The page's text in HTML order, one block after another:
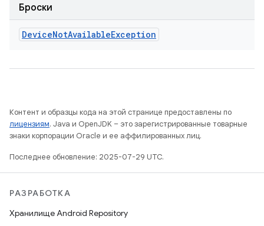
Броски
DeviceNotAvailableException
Контент и образцы кода на этой странице предоставлены по
лицензиям. Java и OpenJDK – это зарегистрированные товарные
знаки корпорации Oracle и ее аффилированных лиц.
Последнее обновление: 2025-07-29 UTC.
РАЗРАБОТКА
Хранилище Android Repository